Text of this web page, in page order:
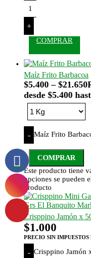
+
COMPRAR
Maíz Frito Barbacoa
$5.400 – $21.650
desde $5.400
- Maíz Frito
COMPRAR
Este producto tiene
opciones se pueden
producto
Crisppino Jamón x
$1.000
PRECIO SIN
- Crisppino Jamón